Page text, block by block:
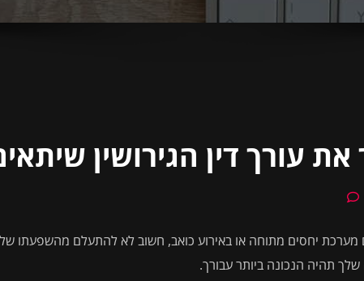
עורך דין הגירושין
מערכת יחסים מתוחה או באירוע כואב, חשוב לא להתעלם מהשפעתו
שלך תהיה הנכונה ביותר עבורך.